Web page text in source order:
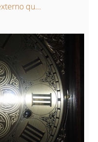
qu...